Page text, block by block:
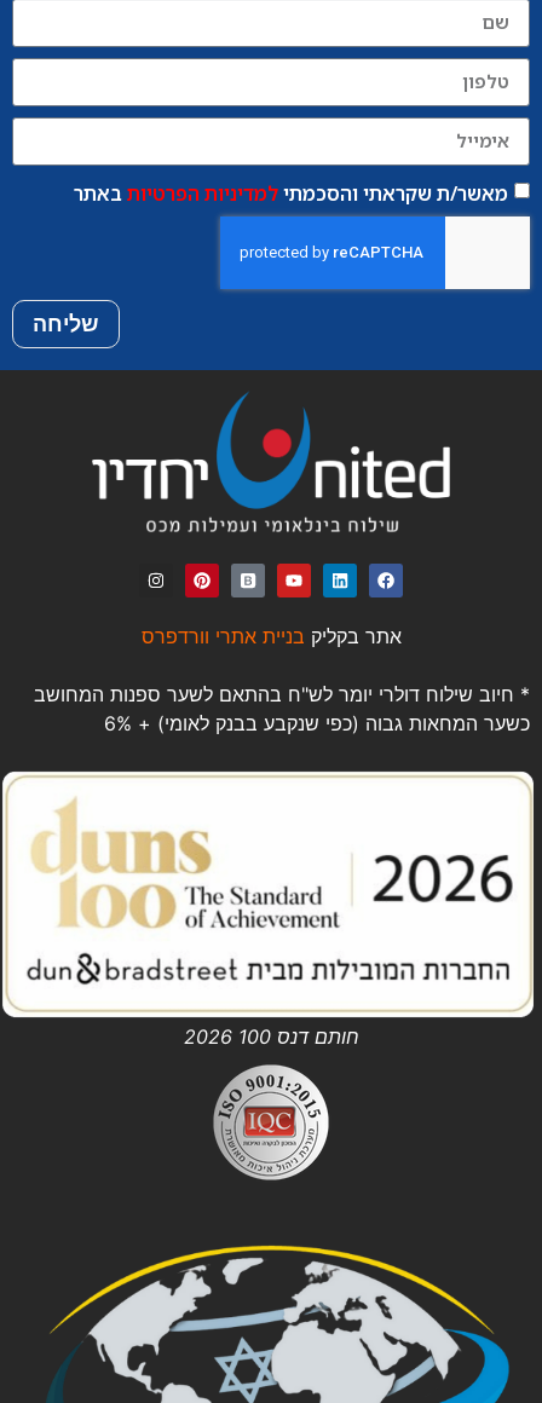
מאשר/ת שקראתי והסכמתילמדיניות הפרטיותבאתר
שליחה
אתר בקליק בניית אתרי וורדפרס
* חיוב שילוח דולרי יומר לש"ח בהתאם לשער ספנות המחושב
כשער המחאות גבוה (כפי שנקבע בבנק לאומי) + 6%
חותם דנס 100 2026